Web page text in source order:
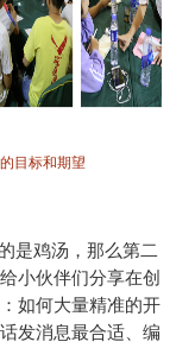
目标和期望
是鸡汤，那么第二
小伙伴们分享在创
如何大量精准的开
发消息最合适、编